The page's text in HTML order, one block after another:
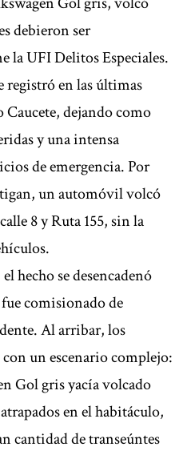
debieron ser
la UFI Delitos Especiales.
registró en las últimas
Caucete, dejando como
y una intensa
de emergencia. Por
un automóvil volcó
8 y Ruta 155, sin la
hecho se desencadenó
comisionado de
Al arribar, los
un escenario complejo:
Gol gris yacía volcado
en el habitáculo,
cantidad de transeúntes